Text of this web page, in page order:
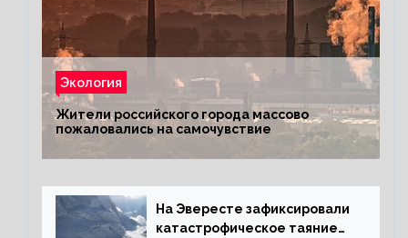
Экология
Жители российского города массово
пожаловались на самочувствие
На Эвересте зафиксировали
катастрофическое таяние